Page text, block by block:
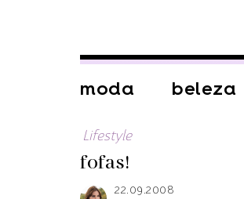
moda beleza
Lifestyle
fofas!
22.09.2008